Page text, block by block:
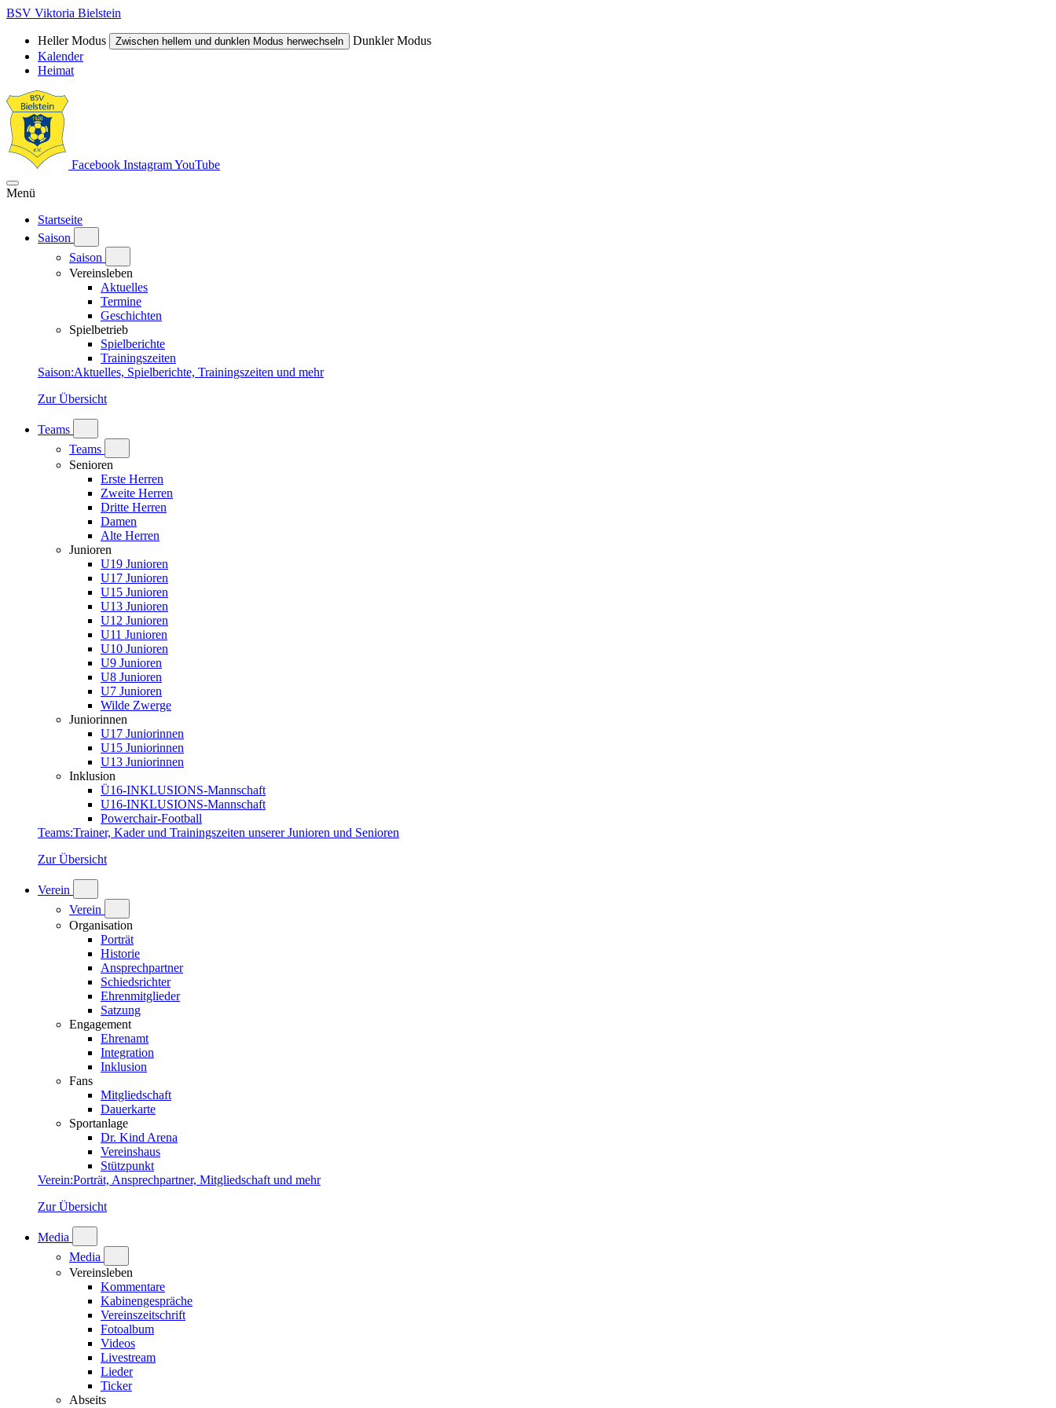
BSV Viktoria Bielstein
Heller Modus Zwischen hellem und dunklen Modus herwechseln
Dunkler Modus
Kalender
Heimat
Facebook InstagramYouTube
Menü
Startseite
Saison
Saison
Vereinsleben
Aktuelles
Termine
Geschichten
Spielbetrieb
Spielberichte
Trainingszeiten
Saison:Aktuelles, Spielberichte, Trainingszeiten und mehr
Zur Übersicht
Teams
Teams
Senioren
Erste Herren
Zweite Herren
Dritte Herren
Damen
Alte Herren
Junioren
U19 Junioren
U17 Junioren
U15 Junioren
U13 Junioren
U12 Junioren
U11 Junioren
U10 Junioren
U9 Junioren
U8 Junioren
U7 Junioren
Wilde Zwerge
Juniorinnen
U17 Juniorinnen
U15 Juniorinnen
U13 Juniorinnen
Inklusion
Ü16-INKLUSIONS-Mannschaft
U16-INKLUSIONS-Mannschaft
Powerchair-Football
Teams:Trainer, Kader und Trainingszeiten unserer Junioren und Senioren
Zur Übersicht
Verein
Verein
Organisation
Porträt
Historie
Ansprechpartner
Schiedsrichter
Ehrenmitglieder
Satzung
Engagement
Ehrenamt
Integration
Inklusion
Fans
Mitgliedschaft
Dauerkarte
Sportanlage
Dr. Kind Arena
Vereinshaus
Stützpunkt
Verein:Porträt, Ansprechpartner, Mitgliedschaft und mehr
Zur Übersicht
Media
Media
Vereinsleben
Kommentare
Kabinengespräche
Vereinszeitschrift
Fotoalbum
Videos
Livestream
Lieder
Ticker
Abseits